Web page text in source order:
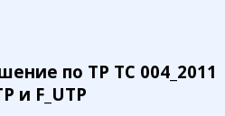
по ТР ТС 004_2011
и F_UTP